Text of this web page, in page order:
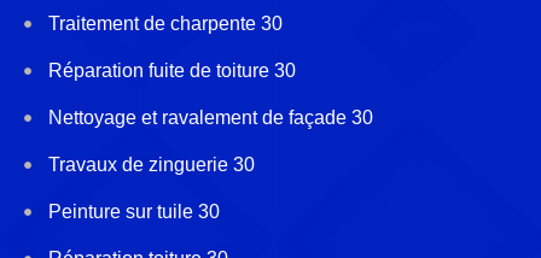
Traitement de charpente 30
Réparation fuite de toiture 30
Nettoyage et ravalement de façade 30
Travaux de zinguerie 30
Peinture sur tuile 30